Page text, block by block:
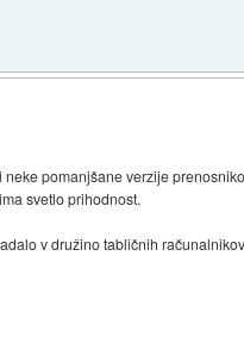
pomanjšane verzije
svetlo prihodnost.
v družino tabličnih